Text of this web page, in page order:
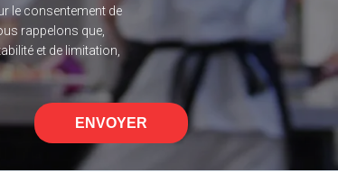
le consentement de
rappelons que,
et de limitation,
ENVOYER